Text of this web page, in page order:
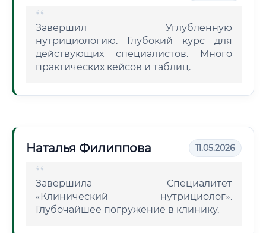
Завершил Углубленную
нутрициологию. Глубокий курс для
действующих специалистов. Много
практических кейсов и таблиц.
Наталья Филиппова 11.05.2026
Завершила Специалитет
«Клинический нутрициолог».
Глубочайшее погружение в клинику.